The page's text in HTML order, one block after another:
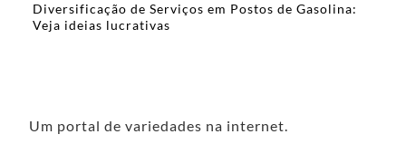
Diversificação de Serviços em Postos de Gasolina:
Veja ideias lucrativas
Um portal de variedades na internet.